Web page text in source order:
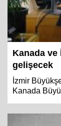
Kanada
gelişecek
İzmir
Kanada